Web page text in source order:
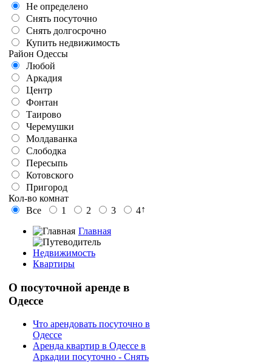
Не определено
Снять посуточно
Снять долгосрочно
Купить недвижимость
Район Одессы
Любой
Аркадия
Центр
Фонтан
Таирово
Черемушки
Молдаванка
Слободка
Пересыпь
Котовского
Пригород
Кол-во комнат
Все
1 2 3 4↑
Главная
Недвижимость
Квартиры
О посуточной аренде в
Одессе
Что арендовать посуточно в
Одессе
Аренда квартир в Одессе в
Аркадии посуточно - Снять